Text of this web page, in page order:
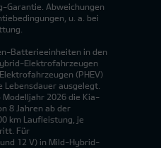
Garantie. Abweichungen
u. a. bei
Batterieeinheiten in den
Elektrofahrzeugen
(PHEV)
Lebensdauer ausgelegt.
2026 die Kia-
8 Jahren ab der
km Laufleistung, je
Für
12 V) in Mild-Hybrid-